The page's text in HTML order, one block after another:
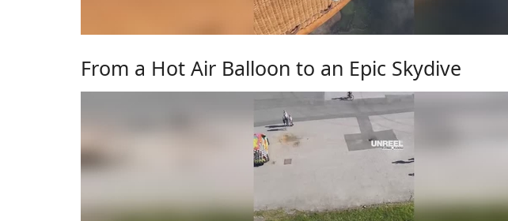
From a Hot Air Balloon to an Epic Skydive